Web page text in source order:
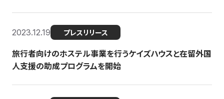
2023.12.19 プレスリリース
旅行者向けのホステル事業を行うケイズハウスと在留外国
人支援の助成プログラムを開始